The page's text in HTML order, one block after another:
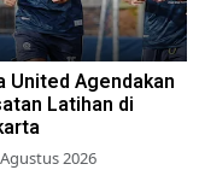
United Agendakan
Latihan di
2026